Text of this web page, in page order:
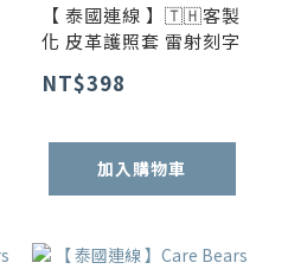
【 泰國連線 】🇹🇭客製
化 皮革護照套 雷射刻字
NT$398
加入購物車